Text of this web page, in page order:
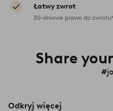
Łatwy zwrot
30-dniowe prawo do
Share
Odkryj więcej